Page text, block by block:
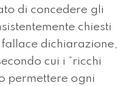
di concedere gli
chiesti
dichiarazione,
cui i “ricchi
permettere ogni